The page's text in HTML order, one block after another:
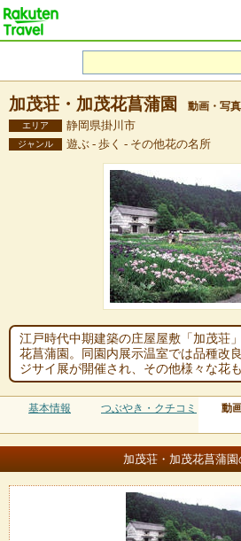
加茂荘・加茂花菖蒲園 動画・写真
エリア 静岡県掛川市
ジャンル 遊ぶ - 歩く - その他花の名所
江戸時代中期建築の庄屋屋敷「加茂荘
花菖蒲園。同園内展示温室では品種改
ジサイ展が開催され、その他様々な花
基本情報 つぶやき・クチコミ 動
加茂荘・加茂花菖蒲園